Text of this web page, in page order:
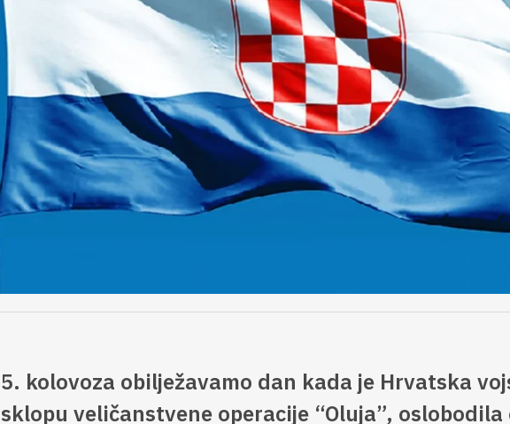
5. kolovoza obilježavamo dan kada je Hrvatska
sklopu veličanstvene operacije “Oluja”,